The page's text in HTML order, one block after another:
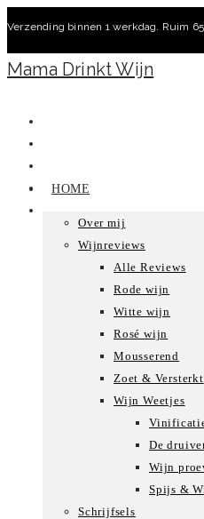
inhoud
Verzending binnen 1 werkdag. Ruim
Mama Drinkt Wijn
HOME
Over mij
Wijnreviews
Alle Reviews
Rode wijn
Witte wijn
Rosé wijn
Mousserend
Zoet & Versterkt
Wijn Weetjes
De
Wijn
Spijs &
Schrijfsels